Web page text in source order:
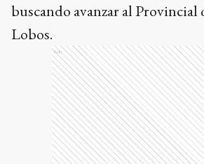
buscando avanzar al Provincial
Lobos.
Ads